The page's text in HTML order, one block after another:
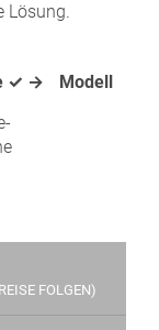
Lösung.
✓ → Modell
FOLGEN)